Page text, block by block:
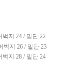
벅지 24 / 밑단 22
벅지 26 / 밑단 23
벅지 28 / 밑단 24